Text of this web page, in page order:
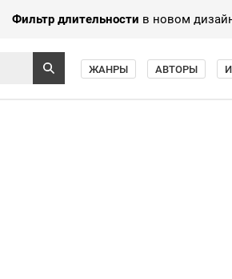
Фильтр длительности в новом
ЖАНРЫ АВТОРЫ